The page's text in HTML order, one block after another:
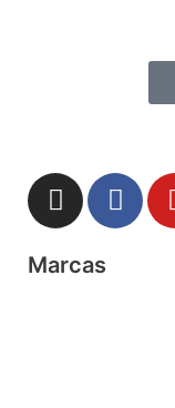
I
n
t
F
a
Marcas